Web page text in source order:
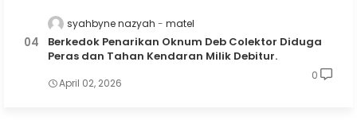
syahbyne nazyah matel
Berkedok Penarikan Oknum Deb Colektor Diduga
Peras dan Tahan Kendaran Milik Debitur.
April 02, 2026
0